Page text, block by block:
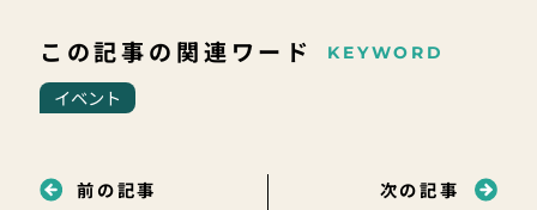
この記事の関連ワード KEYWORD
イベント
前の記事 次の記事